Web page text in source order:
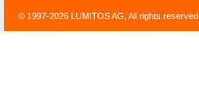
© 1997-2026 LUMITOS AG, All rights reserved